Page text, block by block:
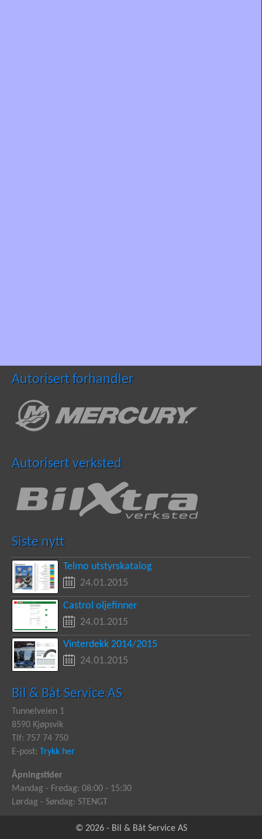
Autorisert forhandler
Autorisert verksted
Siste nytt
Telmo utstyrskatalog
24.01.2015
Castrol oljefinner
24.01.2015
Vinterdekk 2014/2015
24.01.2015
Bil & Båt Service AS
Tunnelveien 1
8590 Kjøpsvik
Tlf: 757 74 750
E-post:
Trykk her
Åpningstider
Mandag - Fredag: 08:00 - 15:30
Lørdag - Søndag: STENGT
© 2026 - Bil & Båt Service AS